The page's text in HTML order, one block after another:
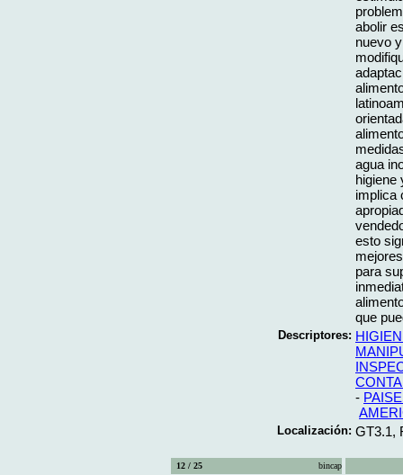
abolir
nuevo
agua
higiene
implica
esto
para
que
Descriptores:
-
Localización: GT3.1,
12 / 25
bincap